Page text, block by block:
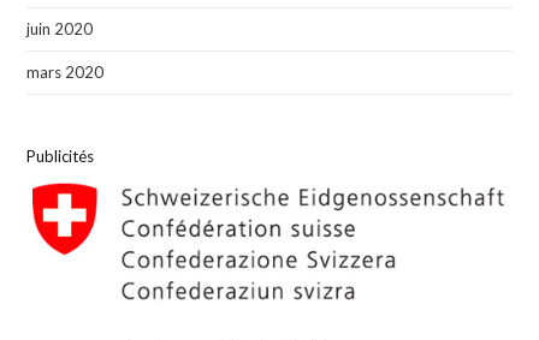
juin 2020
mars 2020
Publicités